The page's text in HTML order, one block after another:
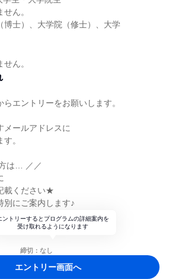
ん。
博士）、大学院（修士）、大学
ん。
エントリーをお願いします。
ールアドレスに
。
は… ／／
載ください★
別にご案内します♪
ントリーするとプログラムの詳細案内を
受け取れるようになります
締切：なし
エントリー画面へ